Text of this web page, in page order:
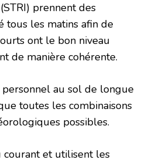
prennent des
tous les matins afin de
ont le bon niveau
de manière cohérente.
au sol de longue
toutes les combinaisons
possibles.
courant et utilisent les